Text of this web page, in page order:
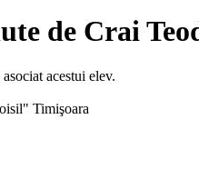
de Crai
acestui elev.
Timişoara